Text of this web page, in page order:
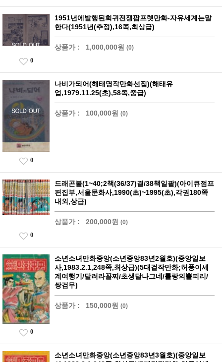
1951년에발행된희귀전쟁팜프렛만화-자유세계는말
한다(1951년(추정),16쪽,최상급)
상품가 : 1,000,000원 (0)
0
나비가되어(해태명작만화선집)(해태유
업,1979.11.25(초),58쪽,중급)
상품가 : 100,000원 (0)
0
드래곤볼(1~40;2책(36/37)결/38책일괄)(아이큐점프
편집부,서울문화사,1990(초)~1995(초),각권180쪽
내외,상급)
상품가 : 200,000원 (0)
0
소년소녀만화중앙(소년중앙83년2월호)(중앙일보
사,1983.2.1,248쪽,최상급)(5대걸작만화;허풍이세
계여행기/달려라꼴찌/초생달나그네/롤랑의뿔피리/
쌍검무)
상품가 : 150,000원 (0)
0
소년소녀만화중앙(소년중앙83년3월호)(중앙일보